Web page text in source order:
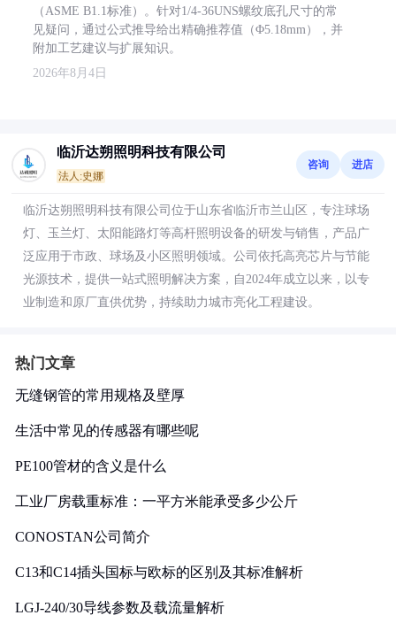
（ASME B1.1标准）。针对1/4-36UNS螺纹底孔尺寸的常
见疑问，通过公式推导给出精确推荐值（Φ5.18mm），并
附加工艺建议与扩展知识。
2026年8月4日
临沂达朔照明科技有限公司
法人:史娜
咨询 进店
临沂达朔照明科技有限公司位于山东省临沂市兰山区，专注球场
灯、玉兰灯、太阳能路灯等高杆照明设备的研发与销售，产品广
泛应用于市政、球场及小区照明领域。公司依托高亮芯片与节能
光源技术，提供一站式照明解决方案，自2024年成立以来，以专
业制造和原厂直供优势，持续助力城市亮化工程建设。
热门文章
无缝钢管的常用规格及壁厚
生活中常见的传感器有哪些呢
PE100管材的含义是什么
工业厂房载重标准：一平方米能承受多少公斤
CONOSTAN公司简介
C13和C14插头国标与欧标的区别及其标准解析
LGJ-240/30导线参数及载流量解析